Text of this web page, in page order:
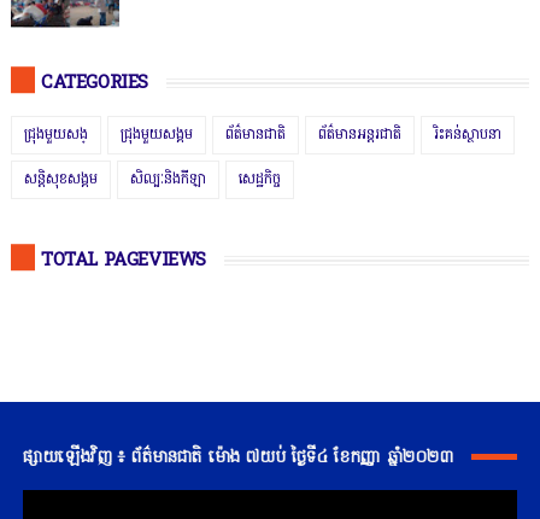
CATEGORIES
ជ្រុងមួយសង្ ជ្រុងមួយសង្គម ព័ត៌មានជាតិ ព័ត៌មានអន្តរជាតិ រិះគន់ស្ថាបនា
សន្តិសុខសង្គម សិល្បៈនិងកីឡា សេដ្ឋកិច្ច
TOTAL PAGEVIEWS
ផ្សាយឡើងវិញ ៖ ព័ត៌មានជាតិ ម៉ោង ៧យប់ ថ្ងៃទី៤ ខែកញ្ញា ឆ្នាំ២០២៣